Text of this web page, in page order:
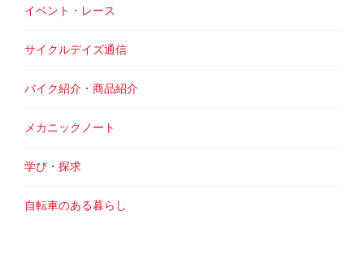
イベント・レース
サイクルデイズ通信
バイク紹介・商品紹介
メカニックノート
学び・探求
自転車のある暮らし